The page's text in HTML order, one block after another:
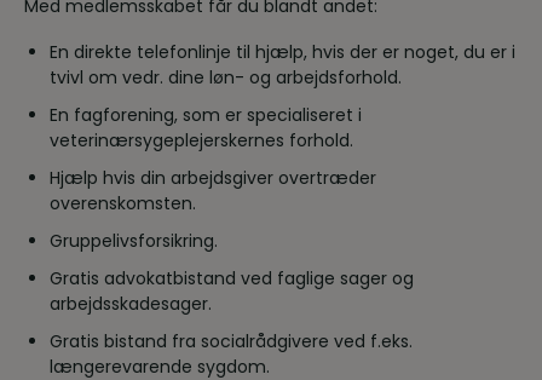
Med medlemsskabet får du blandt andet:
En direkte telefonlinje til hjælp, hvis der er noget, du er i
tvivl om vedr. dine løn- og arbejdsforhold.
En fagforening, som er specialiseret i
veterinærsygeplejerskernes forhold.
Hjælp hvis din arbejdsgiver overtræder
overenskomsten.
Gruppelivsforsikring.
Gratis advokatbistand ved faglige sager og
arbejdsskadesager.
Gratis bistand fra socialrådgivere ved f.eks.
længerevarende sygdom.